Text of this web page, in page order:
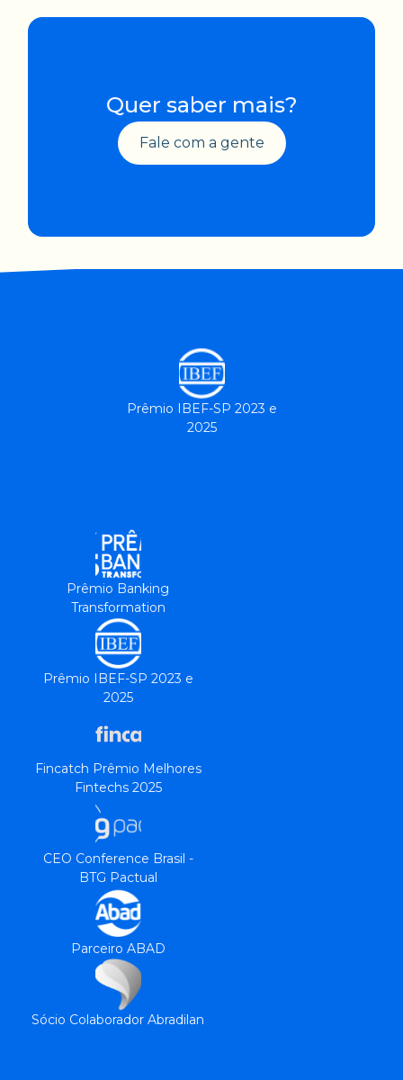
Quer saber mais?
Fale com a gente
Prêmio IBEF-SP 2023 e
2025
Prêmio Banking
Transformation
Prêmio IBEF-SP 2023 e
2025
Fincatch Prêmio Melhores
Fintechs 2025
CEO Conference Brasil -
BTG Pactual
Parceiro ABAD
Sócio Colaborador Abradilan